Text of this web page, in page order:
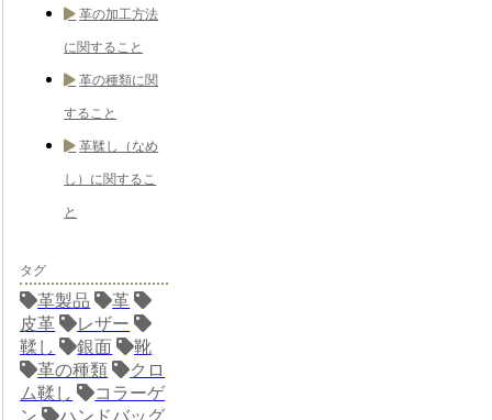
革の加工方法
に関すること
革の種類に関
すること
革鞣し（なめ
し）に関するこ
と
タグ
革製品
革
皮革
レザー
鞣し
銀面
靴
革の種類
クロ
ム鞣し
コラーゲ